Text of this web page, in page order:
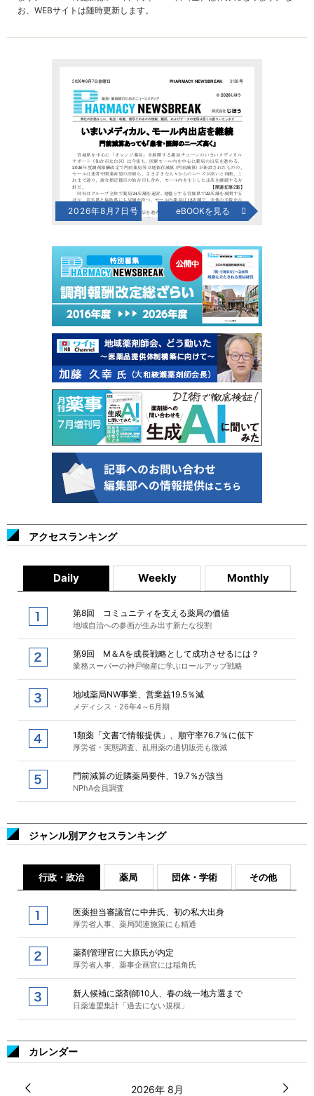
お、WEBサイトは随時更新します。
2026年8月7日号 eBOOKを見る
アクセスランキング
Daily Weekly Monthly
第8回 コミュニティを支える薬局の価値
地域自治への参画が生み出す新たな役割
第9回 M＆Aを成長戦略として成功させるには？
業務スーパーの神戸物産に学ぶロールアップ戦略
地域薬局NW事業、営業益19.5％減
メディシス・26年4～6月期
1類薬「文書で情報提供」、順守率76.7％に低下
厚労省・実態調査、乱用薬の適切販売も微減
門前減算の近隣薬局要件、19.7％が該当
NPhA会員調査
ジャンル別アクセスランキング
行政・政治 薬局 団体・学術 その他
医薬担当審議官に中井氏、初の私大出身
厚労省人事、薬局関連施策にも精通
薬剤管理官に大原氏が内定
厚労省人事、薬事企画官には稲角氏
新人候補に薬剤師10人、春の統一地方選まで
日薬連盟集計「過去にない規模」
カレンダー
2026年 8月